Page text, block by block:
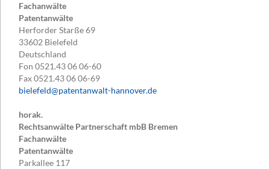
Fachanwälte
Patentanwälte
Herforder Starße 69
33602 Bielefeld
Deutschland
Fon 0521.43 06 06-60
Fax0521.43 06 06-69
bielefeld@patentanwalt-hannover.de
horak.
Rechtsanwälte Partnerschaft mbB Bremen
Fachanwälte
Patentanwälte
Parkallee 117